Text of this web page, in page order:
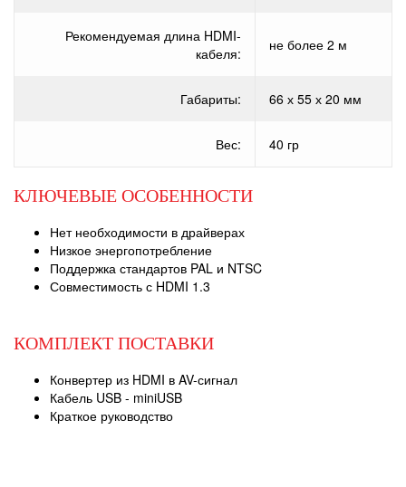
Рекомендуемая длина HDMI-
кабеля:
не более 2 м
Габариты: 66 х 55 х 20 мм
Вес: 40 гр
КЛЮЧЕВЫЕ ОСОБЕННОСТИ
Нет необходимости в драйверах
Низкое энергопотребление
Поддержка стандартов PAL и NTSC
Совместимость с HDMI 1.3
КОМПЛЕКТ ПОСТАВКИ
Конвертер из HDMI в AV-сигнал
Кабель USB - miniUSB
Краткое руководство